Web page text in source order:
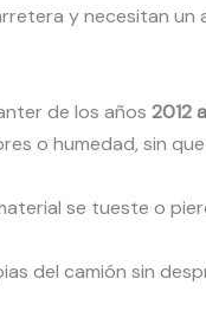
y necesitan
de los años 2012
o humedad, sin
se tueste o
del camión sin